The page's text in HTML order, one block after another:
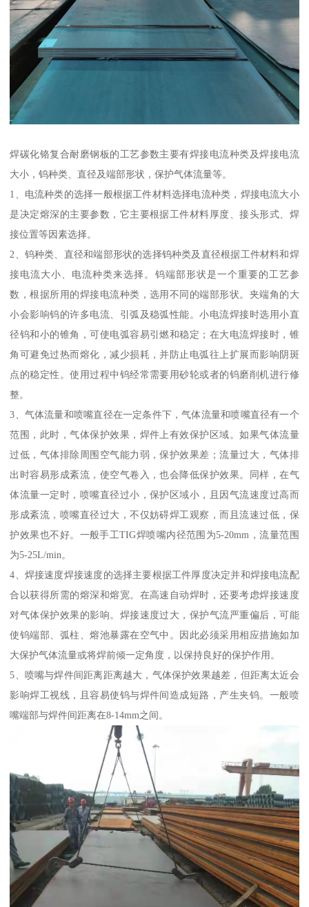
焊碳化铬复合耐磨钢板的工艺参数主要有焊接电流种类及焊接电流
大小，钨种类、直径及端部形状，保护气体流量等。
1、电流种类的选择一般根据工件材料选择电流种类，焊接电流大小
是决定熔深的主要参数，它主要根据工件材料厚度、接头形式、焊
接位置等因素选择。
2、钨种类、直径和端部形状的选择钨种类及直径根据工件材料和焊
接电流大小、电流种类来选择。钨端部形状是一个重要的工艺参
数，根据所用的焊接电流种类，选用不同的端部形状。夹端角的大
小会影响钨的许多电流、引弧及稳弧性能。小电流焊接时选用小直
径钨和小的锥角，可使电弧容易引燃和稳定；在大电流焊接时，锥
角可避免过热而熔化，减少损耗，并防止电弧往上扩展而影响阴斑
点的稳定性。使用过程中钨经常需要用砂轮或者的钨磨削机进行修
整。
3、气体流量和喷嘴直径在一定条件下，气体流量和喷嘴直径有一个
范围，此时，气体保护效果，焊件上有效保护区域。如果气体流量
过低，气体排除周围空气能力弱，保护效果差；流量过大，气体排
出时容易形成紊流，使空气卷入，也会降低保护效果。同样，在气
体流量一定时，喷嘴直径过小，保护区域小，且因气流速度过高而
形成紊流，喷嘴直径过大，不仅妨碍焊工观察，而且流速过低，保
护效果也不好。一般手工TIG焊喷嘴内径范围为5-20mm，流量范围
为5-25L/min。
4、焊接速度焊接速度的选择主要根据工件厚度决定并和焊接电流配
合以获得所需的熔深和熔宽。在高速自动焊时，还要考虑焊接速度
对气体保护效果的影响。焊接速度过大，保护气流严重偏后，可能
使钨端部、弧柱、熔池暴露在空气中。因此必须采用相应措施如加
大保护气体流量或将焊前倾一定角度，以保持良好的保护作用。
5、喷嘴与焊件间距离距离越大，气体保护效果越差，但距离太近会
影响焊工视线，且容易使钨与焊件间造成短路，产生夹钨。一般喷
嘴端部与焊件间距离在8-14mm之间。